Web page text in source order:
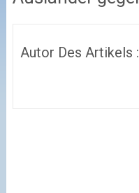
Autor Des Artikels :